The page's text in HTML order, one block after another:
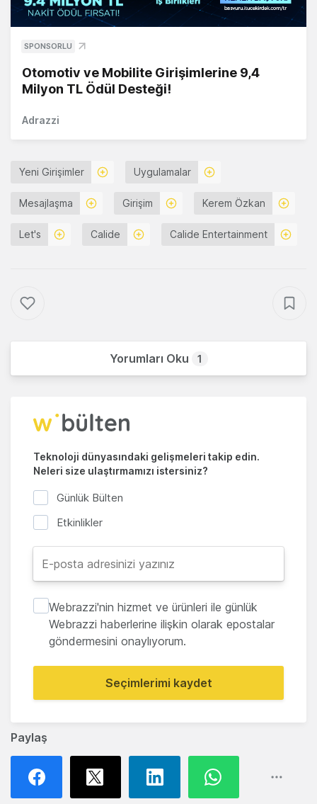
Paylaş
SPONSORLU
Otomotiv ve Mobilite Girişimlerine 9,4
Milyon TL Ödül Desteği!
Adrazzi
Yeni Girişimler Uygulamalar
Mesajlaşma Girişim Kerem Özkan
Let's Calide Calide Entertainment
Yorumları Oku 1
Teknoloji dünyasındaki gelişmeleri takip edin.
Neleri size ulaştırmamızı istersiniz?
Günlük Bülten
Etkinlikler
Webrazzi'nin hizmet ve ürünleri ile günlük
Webrazzi haberlerine ilişkin olarak epostalar
göndermesini onaylıyorum.
Seçimlerimi kaydet